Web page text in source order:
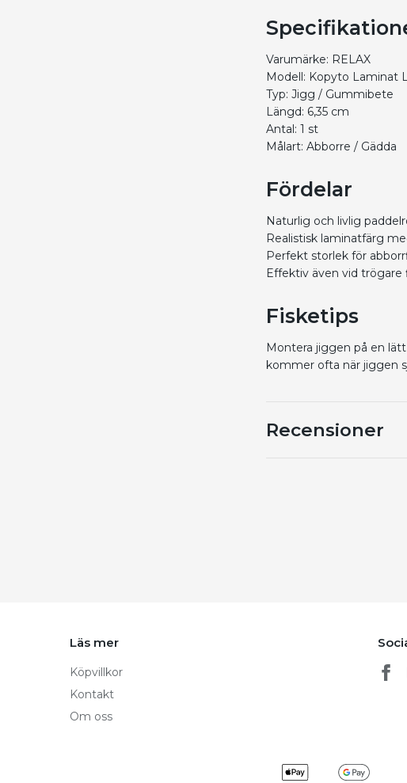
Varumärke: RELAX
Modell: Kopyto Laminat
Typ: Jigg / Gummibete
Längd: 6,35 cm
Antal: 1 st
Målart: Abborre / Gädda
Fördelar
Naturlig och livlig
Realistisk laminatfärg
Perfekt storlek för
Effektiv även vid trögare
Fisketips
Montera jiggen på en
kommer ofta när jiggen
Recensioner
Läs mer
Köpvillkor
Kontakt
Om oss